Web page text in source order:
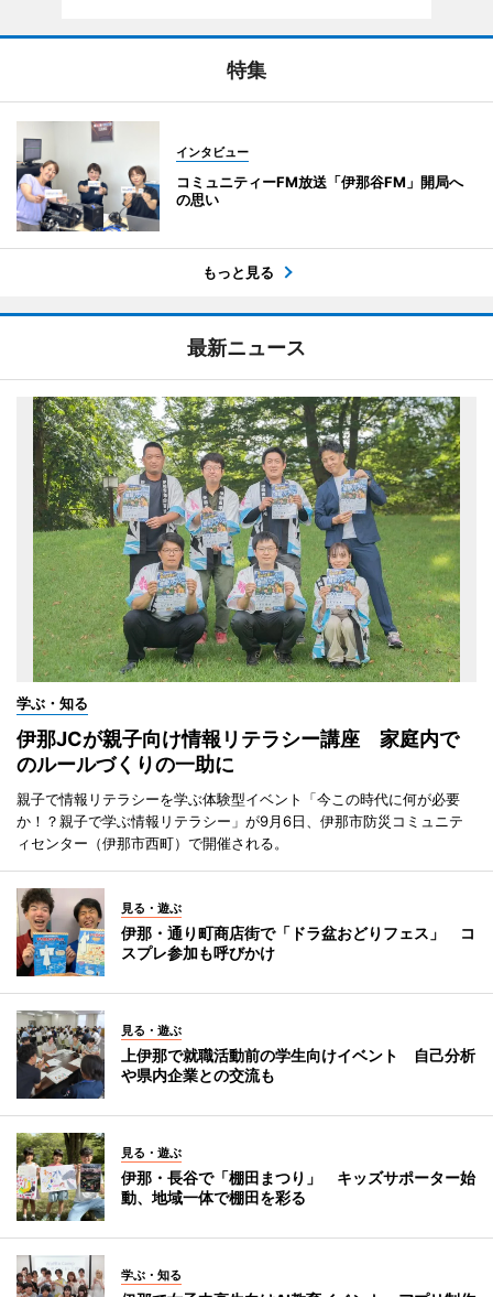
特集
インタビュー
コミュニティーFM放送「伊那谷FM」開局へ
の思い
もっと見る
最新ニュース
学ぶ・知る
伊那JCが親子向け情報リテラシー講座 家庭内で
のルールづくりの一助に
親子で情報リテラシーを学ぶ体験型イベント「今この時代に何が必要
か！？親子で学ぶ情報リテラシー」が9月6日、伊那市防災コミュニテ
ィセンター（伊那市西町）で開催される。
見る・遊ぶ
伊那・通り町商店街で「ドラ盆おどりフェス」 コ
スプレ参加も呼びかけ
見る・遊ぶ
上伊那で就職活動前の学生向けイベント 自己分析
や県内企業との交流も
見る・遊ぶ
伊那・長谷で「棚田まつり」 キッズサポーター始
動、地域一体で棚田を彩る
学ぶ・知る